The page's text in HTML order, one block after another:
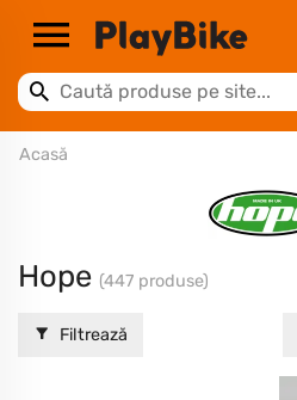
Acasă
Hope (447 produse)
Filtrează